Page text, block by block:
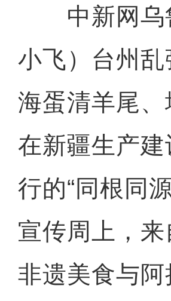
中新网乌
小飞）台州
海蛋清羊尾
在新疆生产
行的“同根同
宣传周上，
非遗美食与